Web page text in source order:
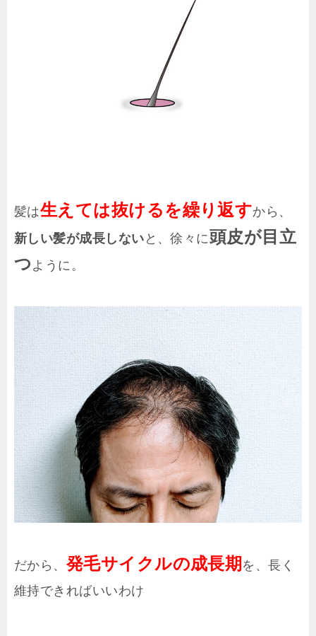
髪は生えては抜けるを繰り返すから、
新しい髪が成長しない と、徐々に頭皮が目立
つ ように。
だから、 発毛サイクルの成長期 を、長く
維持できればいいわけ